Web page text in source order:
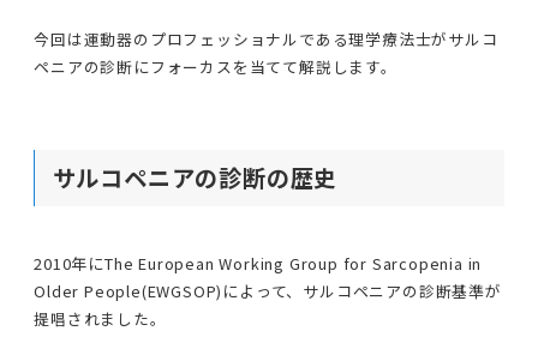
今回は運動器のプロフェッショナルである理学療法士がサルコ
ペニアの診断にフォーカスを当てて解説します。
サルコペニアの診断の歴史
2010年にThe European Working Group for Sarcopenia in
Older People(EWGSOP)によって、サルコペニアの診断基準が
提唱されました。